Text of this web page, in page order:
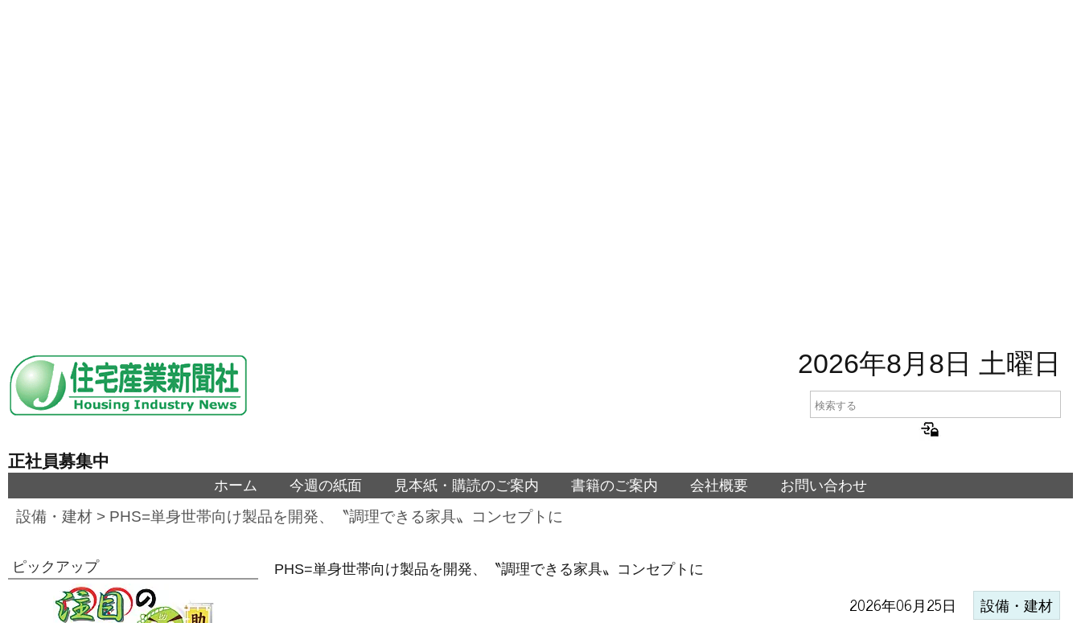
2026年8月8日 土曜日
正社員募集中
ホーム 今週の紙面 見本紙・購読のご案内 書籍のご案内 会社概要 お問い合わせ
設備・建材 > PHS=単身世帯向け製品を開発、〝調理できる家具〟コンセプトに
PHS=単身世帯向け製品を開発、〝調理できる家具〟コンセプトに
2026年06月25日 設備・建材
ピックアップ